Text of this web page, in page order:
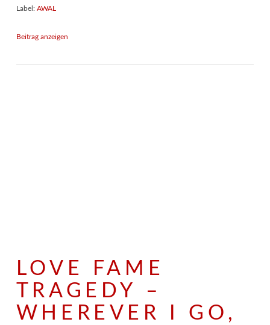
Label: AWAL
Beitrag anzeigen
LOVE FAME
TRAGEDY –
WHEREVER I GO,